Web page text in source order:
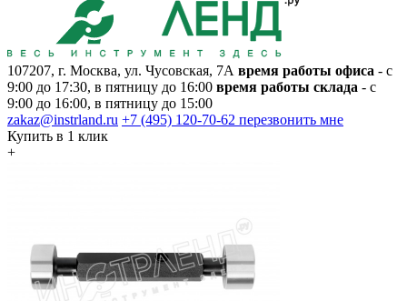
107207, г. Москва, ул. Чусовская, 7А время работы офиса - с
9:00 до 17:30, в пятницу до 16:00 время работы склада - с
9:00 до 16:00, в пятницу до 15:00
zakaz@instrland.ru +7 (495) 120-70-62 перезвонить мне
Купить в 1 клик
+